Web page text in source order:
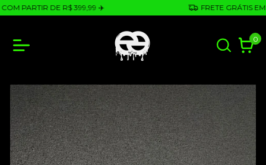
PARTIR DE R$ 399,99 ✈️ FRETE GRÁTIS EM
0